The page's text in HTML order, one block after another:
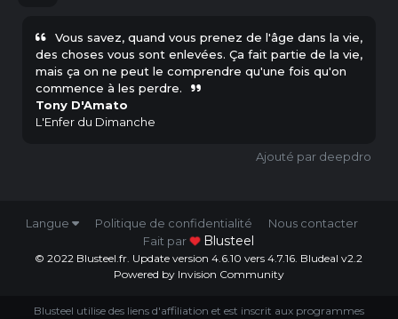
Vous savez, quand vous prenez de l'âge dans la vie,
des choses vous sont enlevées. Ça fait partie de la vie,
mais ça on ne peut le comprendre qu'une fois qu'on
commence à les perdre.
Tony D'Amato
L'Enfer du Dimanche
deepdro
Langue Politique de confidentialité
Nous contacter
Fait par
Blusteel
© 2022 Blusteel.fr. Update version 4.6.10 vers 4.7.16. Bludeal v2.2
Powered by Invision Community
Blusteel utilise des liens d'affiliation et est inscrit aux programmes